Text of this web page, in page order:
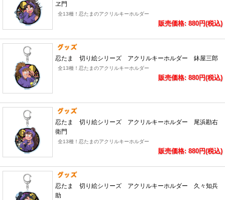
ヱ門
全13種！忍たまのアクリルキーホルダー
販売価格: 880円(税込)
忍たま 切り絵シリーズ アクリルキーホルダー 鉢屋三郎
全13種！忍たまのアクリルキーホルダー
販売価格: 880円(税込)
忍たま 切り絵シリーズ アクリルキーホルダー 尾浜勘右
衛門
全13種！忍たまのアクリルキーホルダー
販売価格: 880円(税込)
忍たま 切り絵シリーズ アクリルキーホルダー 久々知兵
助